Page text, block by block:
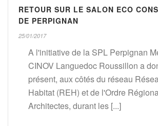
RETOUR SUR LE SALON ECO
DE PERPIGNAN
25/01/2017
A l'initiative de la SPL Perpignan
CINOV Languedoc Roussillon a
présent, aux côtés du réseau
Habitat (REH) et de l'Ordre
Architectes, durant les [...]